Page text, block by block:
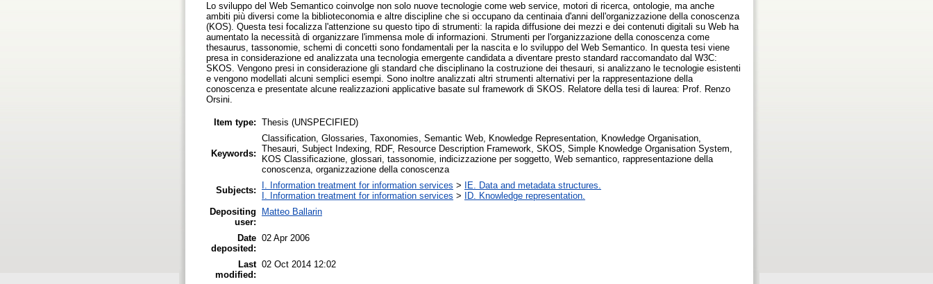
Lo sviluppo del Web Semantico coinvolge non solo nuove tecnologie come web service, motori di ricerca, ontologie, ma anche
ambiti più diversi come la biblioteconomia e altre discipline che si occupano da centinaia d'anni dell'organizzazione della conoscenza
(KOS). Questa tesi focalizza l'attenzione su questo tipo di strumenti: la rapida diffusione dei mezzi e dei contenuti digitali su Web ha
aumentato la necessità di organizzare l'immensa mole di informazioni. Strumenti per l'organizzazione della conoscenza come
thesaurus, tassonomie, schemi di concetti sono fondamentali per la nascita e lo sviluppo del Web Semantico. In questa tesi viene
presa in considerazione ed analizzata una tecnologia emergente candidata a diventare presto standard raccomandato dal W3C:
SKOS. Vengono presi in considerazione gli standard che disciplinano la costruzione dei thesauri, si analizzano le tecnologie esistenti
e vengono modellati alcuni semplici esempi. Sono inoltre analizzati altri strumenti alternativi per la rappresentazione della
conoscenza e presentate alcune realizzazioni applicative basate sul framework di SKOS. Relatore della tesi di laurea: Prof. Renzo
Orsini.
Item type: Thesis (UNSPECIFIED)
Keywords:
Classification, Glossaries, Taxonomies, Semantic Web, Knowledge Representation, Knowledge Organisation,
Thesauri, Subject Indexing, RDF, Resource Description Framework, SKOS, Simple Knowledge Organisation System,
KOS Classificazione, glossari, tassonomie, indicizzazione per soggetto, Web semantico, rappresentazione della
conoscenza, organizzazione della conoscenza
Subjects:
I. Information treatment for information services >
IE. Data and metadata structures.
I. Information treatment for information services >
ID. Knowledge representation.
Depositing
user:
Matteo Ballarin
Date
deposited:
02 Apr 2006
Last
modified:
02 Oct 2014 12:02